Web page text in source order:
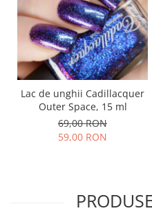
Lac de unghii Cadillacquer
Outer Space, 15 ml
69,00 RON
59,00 RON